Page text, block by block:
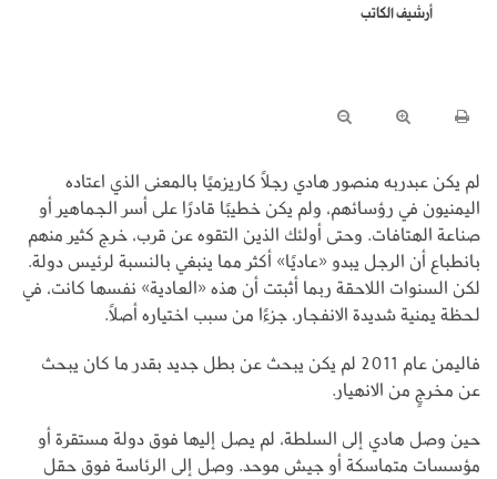
أرشيف الكاتب
لم يكن عبدربه منصور هادي رجلًا كاريزميًا بالمعنى الذي اعتاده
اليمنيون في رؤسائهم، ولم يكن خطيبًا قادرًا على أسر الجماهير أو
صناعة الهتافات. وحتى أولئك الذين التقوه عن قرب، خرج كثير منهم
بانطباع أن الرجل يبدو «عاديًا» أكثر مما ينبغي بالنسبة لرئيس دولة.
لكن السنوات اللاحقة ربما أثبتت أن هذه «العادية» نفسها كانت، في
لحظة يمنية شديدة الانفجار، جزءًا من سبب اختياره أصلًا.
فاليمن عام 2011 لم يكن يبحث عن بطل جديد بقدر ما كان يبحث
عن مخرجٍ من الانهيار.
حين وصل هادي إلى السلطة، لم يصل إليها فوق دولة مستقرة أو
مؤسسات متماسكة أو جيش موحد. وصل إلى الرئاسة فوق حقل